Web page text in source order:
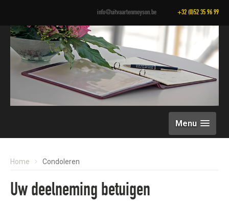
info@uitvaartenmoyson.be +32 (0)52 35 96 99
Menu
Home Condoleren
Uw deelneming betuigen